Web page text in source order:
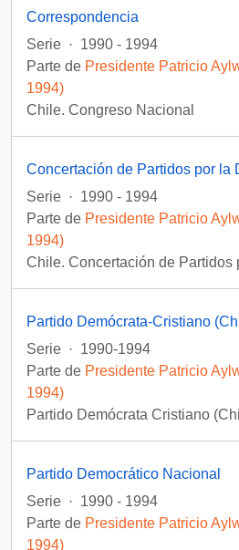
Correspondencia
Serie · 1990 - 1994
Parte de Presidente Patricio
1994)
Chile. Congreso Nacional
Concertación de Partidos por la
Serie · 1990 - 1994
Parte de Presidente Patricio
1994)
Chile. Concertación de Partidos
Partido Demócrata-Cristiano
Serie · 1990-1994
Parte de Presidente Patricio
1994)
Partido Demócrata Cristiano
Partido Democrático Nacional
Serie · 1990 - 1994
Parte de Presidente Patricio
1994)